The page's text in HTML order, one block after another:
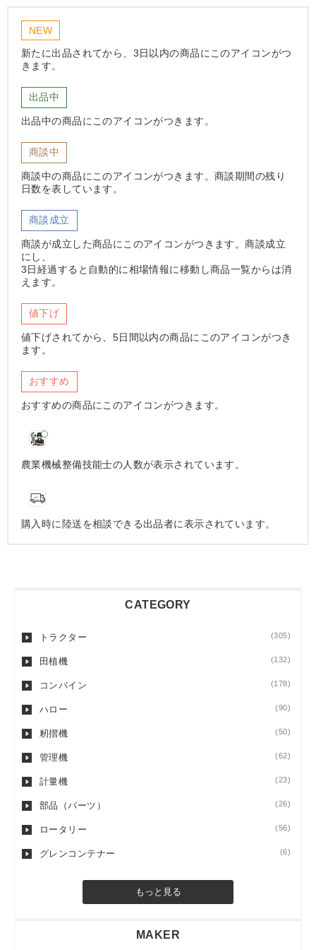
NEW
新たに出品されてから、3日以内の商品にこのアイコンがつ
きます。
出品中
出品中の商品にこのアイコンがつきます。
商談中
商談中の商品にこのアイコンがつきます。商談期間の残り
日数を表しています。
商談成立
商談が成立した商品にこのアイコンがつきます。商談成立
にし、
3日経過すると自動的に相場情報に移動し商品一覧からは消
えます。
値下げ
値下げされてから、5日間以内の商品にこのアイコンがつき
ます。
おすすめ
おすすめの商品にこのアイコンがつきます。
農業機械整備技能士の人数が表示されています。
購入時に陸送を相談できる出品者に表示されています。
CATEGORY
トラクター (305)
田植機 (132)
コンバイン (178)
ハロー (90)
籾摺機 (50)
管理機 (62)
計量機 (23)
部品（パーツ） (26)
ロータリー (56)
グレンコンテナー (6)
もっと見る
MAKER